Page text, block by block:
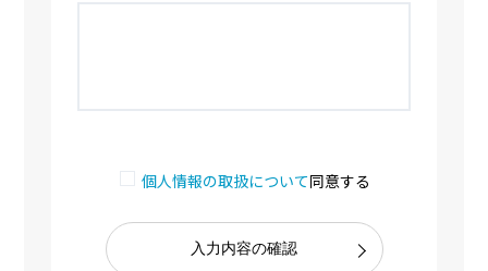
個人情報の取扱について同意する